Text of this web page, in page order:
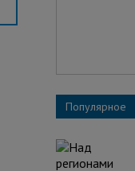
Популярное